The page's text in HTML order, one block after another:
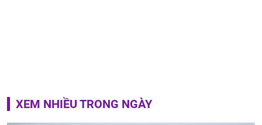
XEM NHIỀU TRONG NGÀY